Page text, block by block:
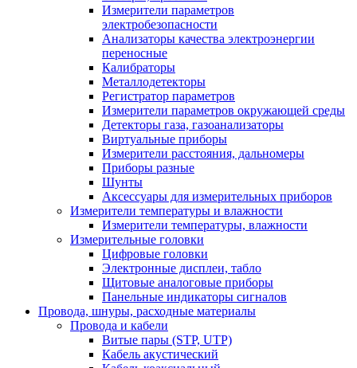
Измерители параметров
электробезопасности
Анализаторы качества электроэнергии
переносные
Калибраторы
Металлодетекторы
Регистратор параметров
Измерители параметров окружающей среды
Детекторы газа, газоанализаторы
Виртуальные приборы
Измерители расстояния, дальномеры
Приборы разные
Шунты
Аксессуары для измерительных приборов
Измерители температуры и влажности
Измерители температуры, влажности
Измерительные головки
Цифровые головки
Электронные дисплеи, табло
Щитовые аналоговые приборы
Панельные индикаторы сигналов
Провода, шнуры, расходные материалы
Провода и кабели
Витые пары (STP, UTP)
Кабель акустический